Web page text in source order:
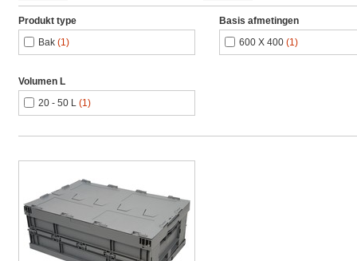
Produkt type
Bak (1)
Basis afmetingen
600 X 400 (1)
Volumen L
20 - 50 L (1)